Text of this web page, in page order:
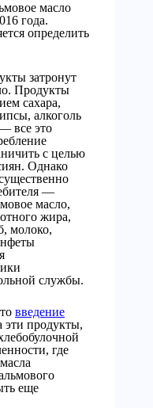
масло
года.
определить
затронут
Продукты
сахара,
алкоголь
все это
с целью
Однако
—
масло,
жира,
молоко,
службы.
введение
продукты,
где
еще